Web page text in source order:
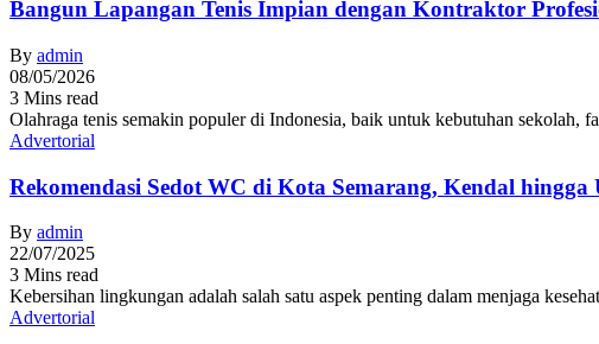
Bangun Lapangan Tenis Impian dengan Kontraktor
By admin
08/05/2026
3 Mins read
Olahraga tenis semakin populer di Indonesia, baik untuk kebutuhan sekolah,
Advertorial
Rekomendasi Sedot WC di Kota Semarang, Kendal hingga
By admin
22/07/2025
3 Mins read
Kebersihan lingkungan adalah salah satu aspek penting dalam menjaga
Advertorial